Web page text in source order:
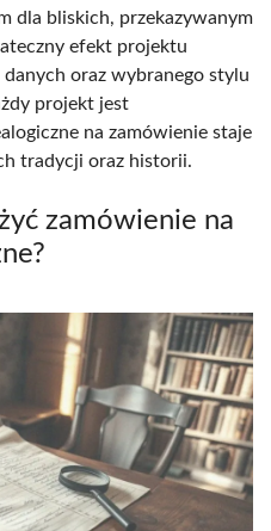
dla bliskich, przekazywanym
efekt projektu
oraz wybranego stylu
projekt jest
na zamówienie staje
tradycji oraz historii.
zamówienie na